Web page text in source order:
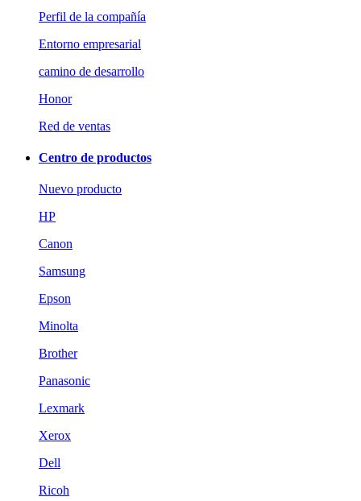
Perfil de la compañía
Entorno empresarial
camino de desarrollo
Honor
Red de ventas
Centro de productos
Nuevo producto
HP
Canon
Samsung
Epson
Minolta
Brother
Panasonic
Lexmark
Xerox
Dell
Ricoh